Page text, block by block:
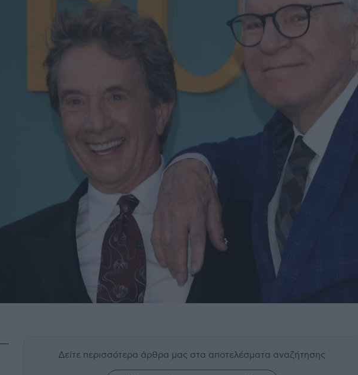
Δείτε περισσότερα άρθρα μας στα αποτελέσματα αναζήτησης